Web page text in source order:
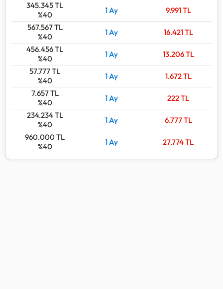
345.345TL
%40
1 Ay 9.991TL
567.567TL
%40
1 Ay 16.421TL
456.456TL
%40
1 Ay 13.206TL
57.777TL
%40
1 Ay 1.672TL
7.657TL
%40
1 Ay 222TL
234.234TL
%40
1 Ay 6.777TL
960.000TL
%40
1 Ay 27.774TL